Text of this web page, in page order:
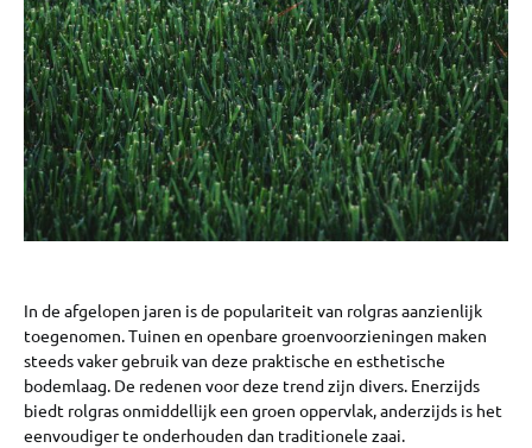
In de afgelopen jaren is de populariteit van rolgras aanzienlijk
toegenomen. Tuinen en openbare groenvoorzieningen maken
steeds vaker gebruik van deze praktische en esthetische
bodemlaag. De redenen voor deze trend zijn divers. Enerzijds
biedt rolgras onmiddellijk een groen oppervlak, anderzijds is het
eenvoudiger te onderhouden dan traditionele zaai.